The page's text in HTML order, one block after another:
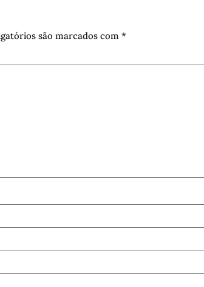
são marcados com *